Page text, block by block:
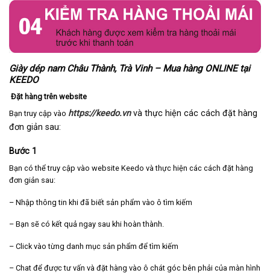
Giày dép nam Châu Thành, Trà Vinh – Mua hàng ONLINE tại
KEEDO
Đặt hàng trên website
Bạn truy cập vào https://keedo.vnvà thực hiện các cách đặt hàng
đơn giản sau:
Bước 1
Bạn có thể truy cập vào website Keedo và thực hiện các cách đặt hàng
đơn giản sau:
– Nhập thông tin khi đã biết sản phẩm vào ô tìm kiếm
– Bạn sẽ có kết quả ngay sau khi hoàn thành.
– Click vào từng danh mục sản phẩm để tìm kiếm
– Chat để được tư vấn và đặt hàng vào ô chát góc bên phải của màn hình